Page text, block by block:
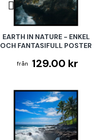
EARTH IN NATURE - ENKEL
OCH FANTASIFULL POSTER
129.00 kr